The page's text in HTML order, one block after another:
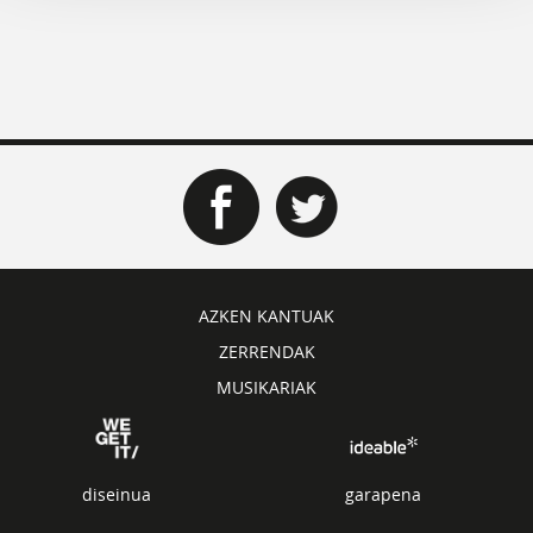
AZKEN KANTUAK
ZERRENDAK
MUSIKARIAK
diseinua garapena